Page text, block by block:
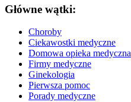
Główne wątki:
Choroby
Ciekawostki medyczne
Domowa opieka medyczna
Firmy medyczne
Ginekologia
Pierwsza pomoc
Porady medyczne